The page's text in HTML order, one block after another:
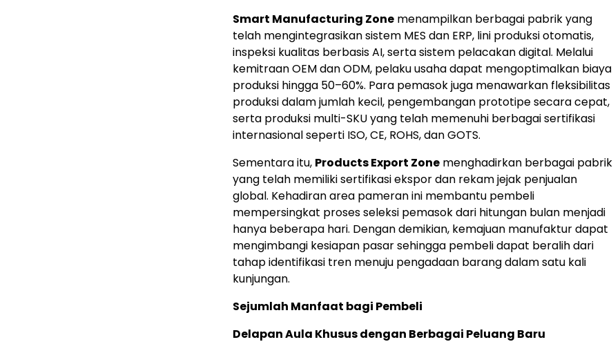
Smart Manufacturing Zone menampilkan berbagai pabrik yang
telah mengintegrasikan sistem MES dan ERP, lini produksi otomatis,
inspeksi kualitas berbasis AI, serta sistem pelacakan digital. Melalui
kemitraan OEM dan ODM, pelaku usaha dapat mengoptimalkan biaya
produksi hingga 50–60%. Para pemasok juga menawarkan fleksibilitas
produksi dalam jumlah kecil, pengembangan prototipe secara cepat,
serta produksi multi-SKU yang telah memenuhi berbagai sertifikasi
internasional seperti ISO, CE, ROHS, dan GOTS.
Sementara itu, Products Export Zone menghadirkan berbagai pabrik
yang telah memiliki sertifikasi ekspor dan rekam jejak penjualan
global. Kehadiran area pameran ini membantu pembeli
mempersingkat proses seleksi pemasok dari hitungan bulan menjadi
hanya beberapa hari. Dengan demikian, kemajuan manufaktur dapat
mengimbangi kesiapan pasar sehingga pembeli dapat beralih dari
tahap identifikasi tren menuju pengadaan barang dalam satu kali
kunjungan.
Sejumlah Manfaat bagi Pembeli
Delapan Aula Khusus dengan Berbagai Peluang Baru